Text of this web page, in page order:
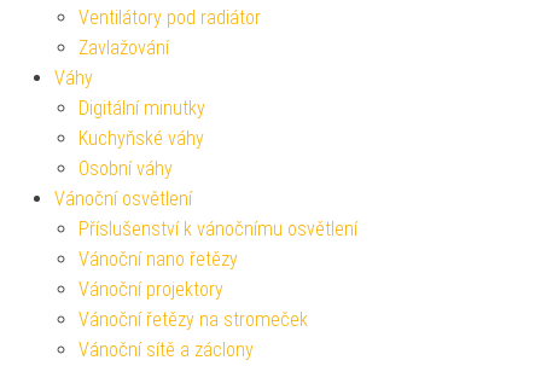
Ventilátory pod radiátor
Zavlažování
Váhy
Digitální minutky
Kuchyňské váhy
Osobní váhy
Vánoční osvětlení
Příslušenství k vánočnímu osvětlení
Vánoční nano řetězy
Vánoční projektory
Vánoční řetězy na stromeček
Vánoční sítě a záclony